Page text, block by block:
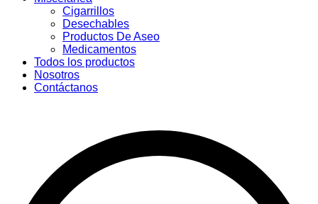
Cigarrillos
Desechables
Productos De Aseo
Medicamentos
Todos los productos
Nosotros
Contáctanos